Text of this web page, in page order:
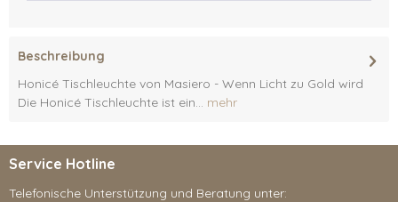
Beschreibung
Honicé Tischleuchte von Masiero - Wenn Licht zu Gold wird
Die Honicé Tischleuchte ist ein... mehr
Service Hotline
Telefonische Unterstützung und Beratung unter: